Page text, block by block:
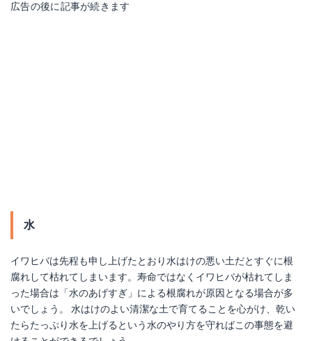
広告の後に記事が続きます
水
イワヒバは先程も申し上げたとおり水はけの悪い土だとすぐに根
腐れして枯れてしまいます。寿命ではなくイワヒバが枯れてしま
った場合は「水のあげすぎ」による根腐れが原因となる場合が多
いでしょう。 水はけのよい清潔な土で育てることを心がけ、乾い
たらたっぷり水を上げるという水のやり方を守ればこの事態を避